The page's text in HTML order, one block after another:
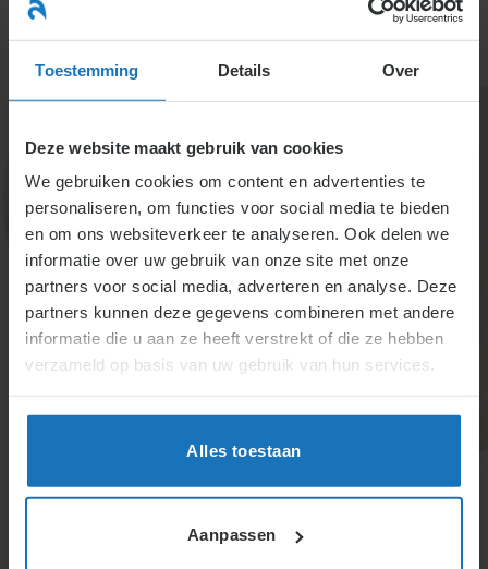
Toestemming Details Over
Deze website maakt gebruik van cookies
We gebruiken cookies om content en advertenties te
personaliseren, om functies voor social media te bieden
en om ons websiteverkeer te analyseren. Ook delen we
informatie over uw gebruik van onze site met onze
partners voor social media, adverteren en analyse. Deze
partners kunnen deze gegevens combineren met andere
informatie die u aan ze heeft verstrekt of die ze hebben
verzameld op basis van uw gebruik van hun services.
Alles toestaan
Aanpassen
naar
inhoud
6.3.7.2.
Loopbaanontwikkeling
Loopbaanontwikkeling helpt medewerkers groeien
functie-eisen. Flexibiliteit en training zijn cruciaal om
talent optimaal te benutten. Goede selectie
ontwikkeling, ondanks veranderende ambities en